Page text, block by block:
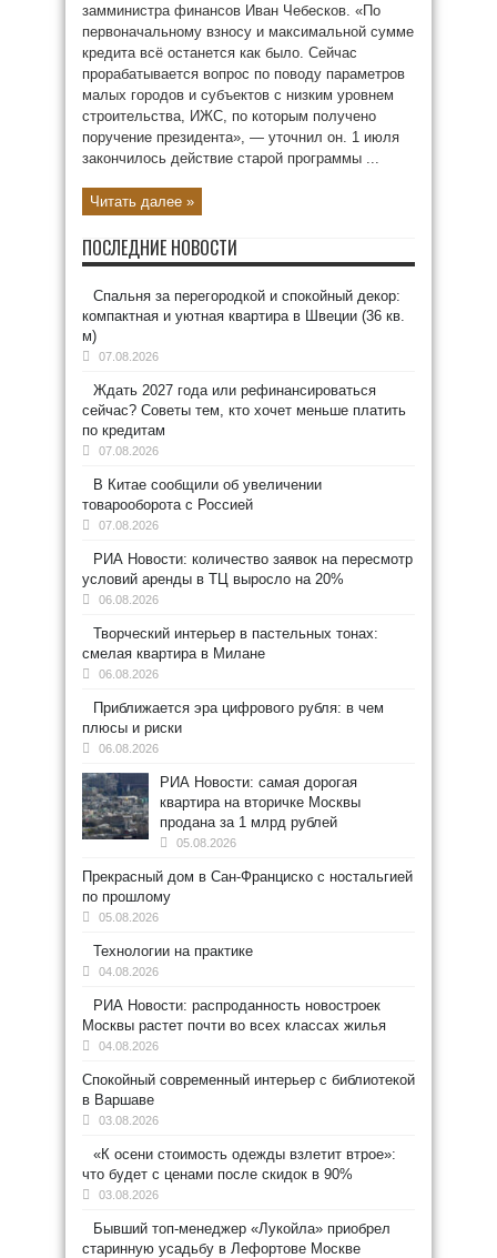
замминистра финансов Иван Чебесков. «По
первоначальному взносу и максимальной сумме
кредита всё останется как было. Сейчас
прорабатывается вопрос по поводу параметров
малых городов и субъектов с низким уровнем
строительства, ИЖС, по которым получено
поручение президента», — уточнил он. 1 июля
закончилось действие старой программы ...
Читать далее »
ПОСЛЕДНИЕ НОВОСТИ
Спальня за перегородкой и спокойный декор:
компактная и уютная квартира в Швеции (36 кв.
м)
07.08.2026
Ждать 2027 года или рефинансироваться
сейчас? Советы тем, кто хочет меньше платить
по кредитам
07.08.2026
В Китае сообщили об увеличении
товарооборота с Россией
07.08.2026
РИА Новости: количество заявок на пересмотр
условий аренды в ТЦ выросло на 20%
06.08.2026
Творческий интерьер в пастельных тонах:
смелая квартира в Милане
06.08.2026
Приближается эра цифрового рубля: в чем
плюсы и риски
06.08.2026
РИА Новости: самая дорогая
квартира на вторичке Москвы
продана за 1 млрд рублей
05.08.2026
Прекрасный дом в Сан-Франциско с ностальгией
по прошлому
05.08.2026
Технологии на практике
04.08.2026
РИА Новости: распроданность новостроек
Москвы растет почти во всех классах жилья
04.08.2026
Спокойный современный интерьер с библиотекой
в Варшаве
03.08.2026
«К осени стоимость одежды взлетит втрое»:
что будет с ценами после скидок в 90%
03.08.2026
Бывший топ-менеджер «Лукойла» приобрел
старинную усадьбу в Лефортове Москве